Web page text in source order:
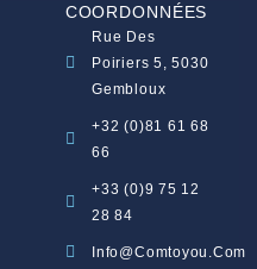
COORDONNÉES
Rue Des
Poiriers 5, 5030
Gembloux
+32 (0)81 61 68
66
+33 (0)9 75 12
28 84
Info@comtoyou.com